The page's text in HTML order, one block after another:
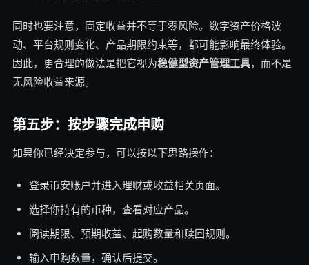
同时也要注意，固定收益并不等于零风险。数字资产价格波
动、平台规则变化、产品期限约束等，都可能影响最终体验。
因此，更合理的做法是把它视为稳健型资产管理工具，而不是
无风险收益来源。
第五步：按步骤完成申购
如果你已经决定参与，可以按以下思路操作：
登录币安账户并进入理财或收益相关页面。
选择你持有的币种，查看对应产品。
阅读期限、预期收益、起购数量和赎回规则。
输入申购数量，确认后提交。